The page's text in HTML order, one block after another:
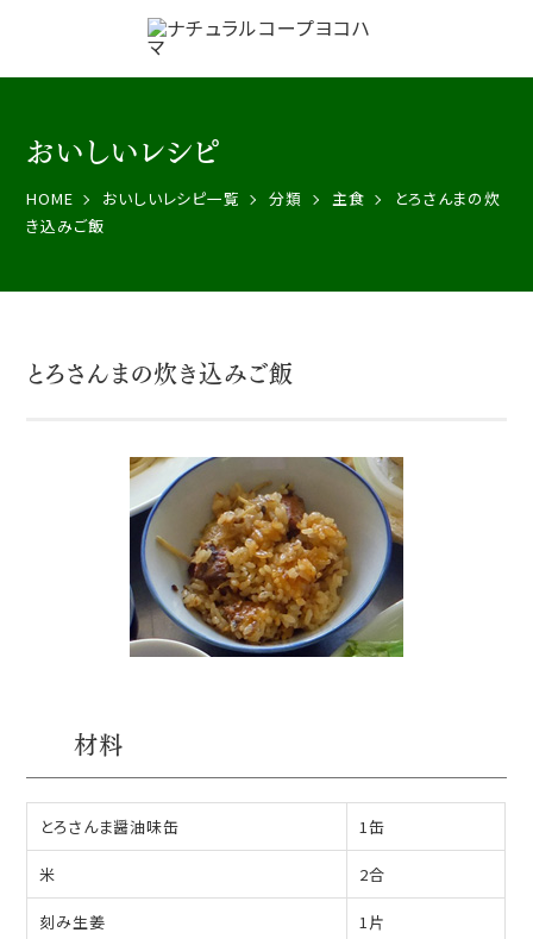
おいしいレシピ
HOME おいしいレシピ一覧 分類 主食
とろさんまの炊
き込みご飯
とろさんまの炊き込みご飯
材料
とろさんま醤油味缶 1缶
米 2合
刻み生姜 1片